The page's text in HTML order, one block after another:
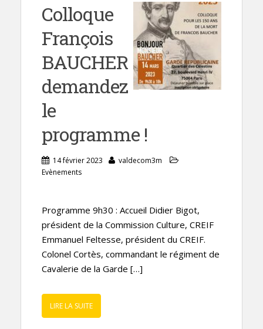
Colloque
François
BAUCHER
demandez
le
programme !
14 février 2023
valdecom3m
Evènements
Programme 9h30 : Accueil Didier Bigot,
président de la Commission Culture, CREIF
Emmanuel Feltesse, président du CREIF.
Colonel Cortès, commandant le régiment de
Cavalerie de la Garde […]
LIRE LA SUITE